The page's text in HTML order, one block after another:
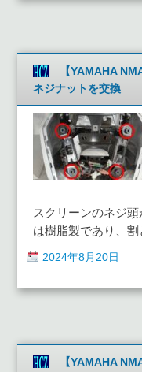
【YAMAHA
ネジナットを交換
スクリーンのネジ
は樹脂製であり、
2024年8月20日
【YAMAHA